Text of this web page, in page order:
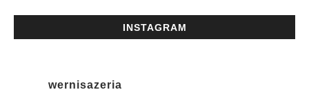
INSTAGRAM
wernisazeria